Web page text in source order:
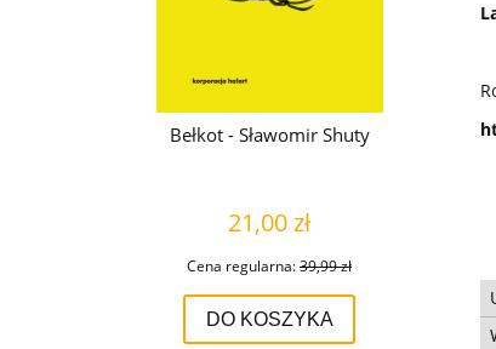
Bełkot - Sławomir Shuty
21,00 zł
Cena regularna:39,99 zł
DO KOSZYKA